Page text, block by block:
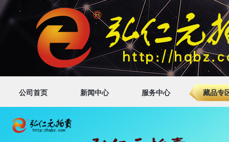
公司首页 新闻中心 服务中心 藏品专